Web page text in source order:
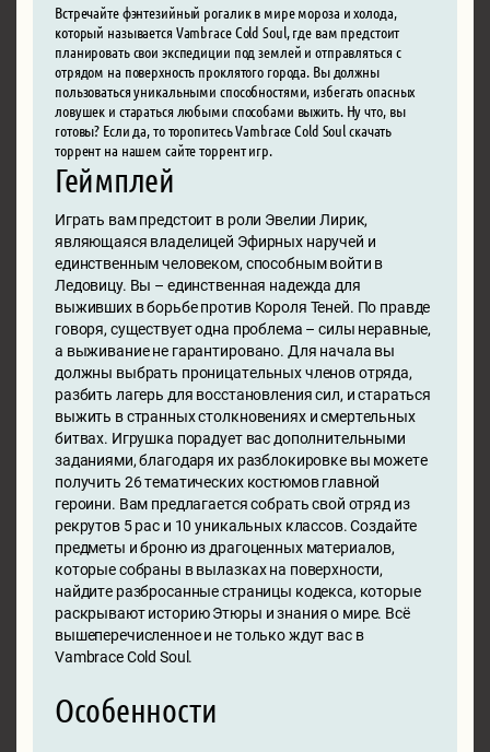
Встречайте фэнтезийный рогалик в мире мороза и холода,
который называется Vambrace Cold Soul, где вам предстоит
планировать свои экспедиции под землей и отправляться с
отрядом на поверхность проклятого города. Вы должны
пользоваться уникальными способностями, избегать опасных
ловушек и стараться любыми способами выжить. Ну что, вы
готовы? Если да, то торопитесь Vambrace Cold Soul скачать
торрент на нашем сайте торрент игр.
Геймплей
Играть вам предстоит в роли Эвелии Лирик,
являющаяся владелицей Эфирных наручей и
единственным человеком, способным войти в
Ледовицу. Вы – единственная надежда для
выживших в борьбе против Короля Теней. По правде
говоря, существует одна проблема – силы неравные,
а выживание не гарантировано. Для начала вы
должны выбрать проницательных членов отряда,
разбить лагерь для восстановления сил, и стараться
выжить в странных столкновениях и смертельных
битвах. Игрушка порадует вас дополнительными
заданиями, благодаря их разблокировке вы можете
получить 26 тематических костюмов главной
героини. Вам предлагается собрать свой отряд из
рекрутов 5 рас и 10 уникальных классов. Создайте
предметы и броню из драгоценных материалов,
которые собраны в вылазках на поверхности,
найдите разбросанные страницы кодекса, которые
раскрывают историю Этюры и знания о мире. Всё
вышеперечисленное и не только ждут вас в
Vambrace Cold Soul.
Особенности